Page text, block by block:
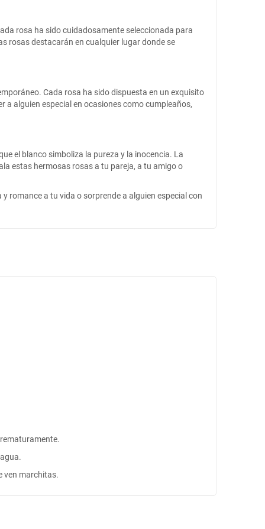
rosa ha sido cuidadosamente seleccionada para
rosas destacarán en cualquier lugar donde se
Cada rosa ha sido dispuesta en un exquisito
alguien especial en ocasiones como cumpleaños,
el blanco simboliza la pureza y la inocencia. La
estas hermosas rosas a tu pareja, a tu amigo o
romance a tu vida o sorprende a alguien especial con
ven marchitas.